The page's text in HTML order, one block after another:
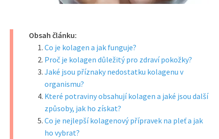
Obsah článku:
Co je kolagen a jak funguje?
Proč je kolagen důležitý pro zdraví pokožky?
Jaké jsou příznaky nedostatku kolagenu v
organismu?
Které potraviny obsahují kolagen a jaké jsou další
způsoby, jak ho získat?
Co je nejlepší kolagenový přípravek na pleť a jak
ho vybrat?